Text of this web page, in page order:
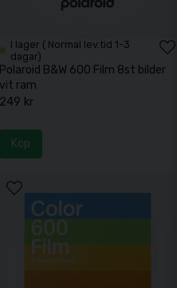
I lager ( Normal lev.tid 1-3
dagar)
Polaroid B&W 600 Film 8st bilder
vit ram
249 kr
Köp